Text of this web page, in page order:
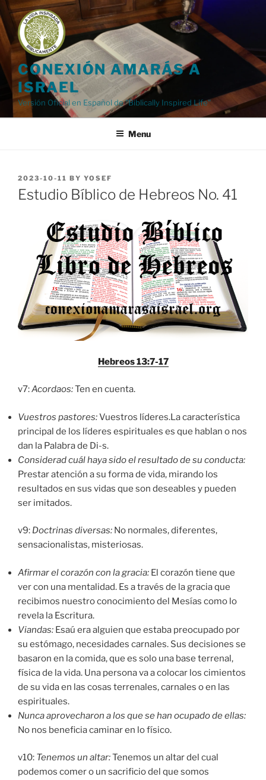
Skip
to
content
CONEXIÓN AMARÁS A
ISRAEL
Versión Oficial en Español de "Biblically Inspired Life"
Menu
POSTED
ON
2023-10-11 BY YOSEF
Estudio Bíblico de Hebreos No. 41
Hebreos 13:7-17
v7:Acordaos:Ten en cuenta.
Vuestros pastores:Vuestros líderes.La característica
principal de los líderes espirituales es que hablan o nos
dan la Palabra de Di-s.
Considerad cuál haya sido el resultado de su conducta:
Prestar atención a su forma de vida, mirando los
resultados en sus vidas que son deseables y pueden
ser imitados.
v9: Doctrinas diversas: No normales, diferentes,
sensacionalistas, misteriosas.
Afirmar el corazón con la gracia: El corazón tiene que
ver con una mentalidad. Es a través de la gracia que
recibimos nuestro conocimiento del Mesías como lo
revela la Escritura.
Viandas: Esaú era alguien que estaba preocupado por
su estómago, necesidades carnales. Sus decisiones se
basaron en la comida, que es solo una base terrenal,
física de la vida. Una persona va a colocar los cimientos
de su vida en las cosas terrenales, carnales o en las
espirituales.
Nunca aprovecharon a los que se han ocupado de ellas:
No nos beneficia caminar en lo físico.
v10: Tenemos un altar:Tenemos un altar del cual
podemos comer o un sacrificio del que somos